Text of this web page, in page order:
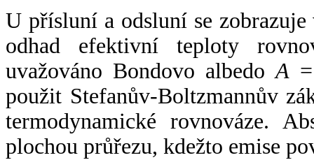
U přísluní a odsluní se
odhad efektivní teploty
uvažováno Bondovo albedoA
použit Stefanův-Boltzmannův
termodynamické rovnováze.
plochou průřezu, kdežto emise